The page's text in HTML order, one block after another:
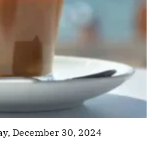
December 30, 2024